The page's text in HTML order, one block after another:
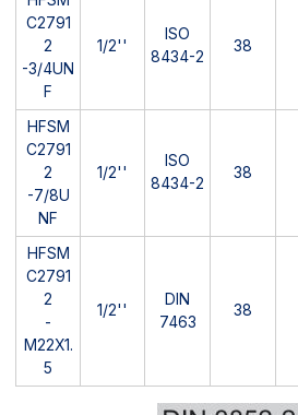
C2791
2
-3/4UN
F
1/2''
ISO
8434-2
38
HFSM
C2791
2
-7/8U
NF
1/2''
ISO
8434-2
38
HFSM
C2791
2
-
M22X1.
5
1/2''
DIN
7463
38